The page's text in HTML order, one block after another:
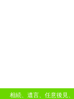
相続、遺言、任意後見